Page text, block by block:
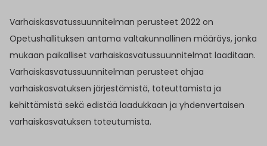
Varhaiskasvatussuunnitelman perusteet 2022 on
Opetushallituksen antama valtakunnallinen määräys, jonka
mukaan paikalliset varhaiskasvatussuunnitelmat laaditaan.
Varhaiskasvatussuunnitelman perusteet ohjaa
varhaiskasvatuksen järjestämistä, toteuttamista ja
kehittämistä sekä edistää laadukkaan ja yhdenvertaisen
varhaiskasvatuksen toteutumista.